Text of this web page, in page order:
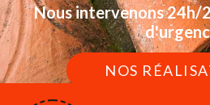
Nous intervenons 24h/
NOS